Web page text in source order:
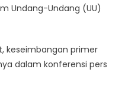
Undang-Undang (UU)
keseimbangan primer
dalam konferensi pers